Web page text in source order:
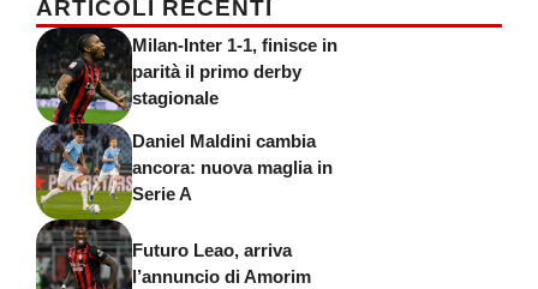
ARTICOLI RECENTI
Milan-Inter 1-1, finisce in
parità il primo derby
stagionale
Daniel Maldini cambia
ancora: nuova maglia in
Serie A
Futuro Leao, arriva
l’annuncio di Amorim